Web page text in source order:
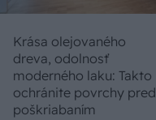
Krása olejovaného
dreva, odolnosť
moderného laku: Takto
ochránite povrchy pred
poškriabaním